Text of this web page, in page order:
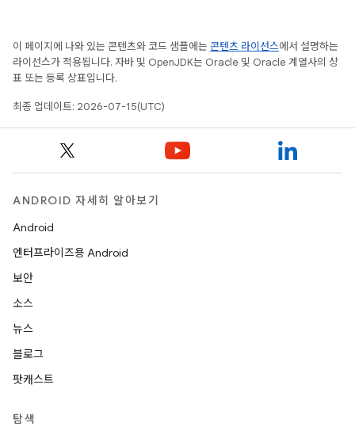
이 페이지에 나와 있는 콘텐츠와 코드 샘플에는 콘텐츠 라이선스에서 설명하는
라이선스가 적용됩니다. 자바 및 OpenJDK는 Oracle 및 Oracle 계열사의 상
표 또는 등록 상표입니다.
최종 업데이트: 2026-07-15(UTC)
ANDROID 자세히 알아보기
Android
엔터프라이즈용 Android
보안
소스
뉴스
블로그
팟캐스트
탐색